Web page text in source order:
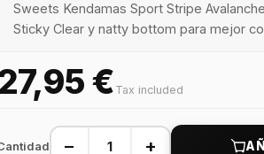
Sweets Kendamas Sport Stripe
Sticky Clear y natty bottom para mejor
€ Tax included
− +